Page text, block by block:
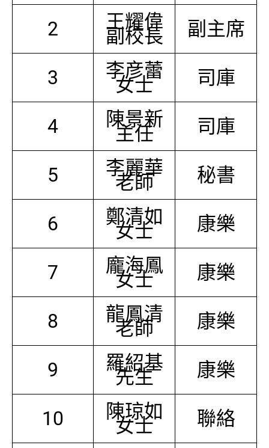
2 王耀偉
副校長 副主席
3 李彦蕾
女士 司庫
4 陳景新
主任 司庫
5 李麗華
老師 秘書
6 鄭清如
女士 康樂
7 龐海鳳
女士 康樂
8 龍鳳清
老師 康樂
9 羅紹基
先生 康樂
10 陳琼如
女士 聯絡